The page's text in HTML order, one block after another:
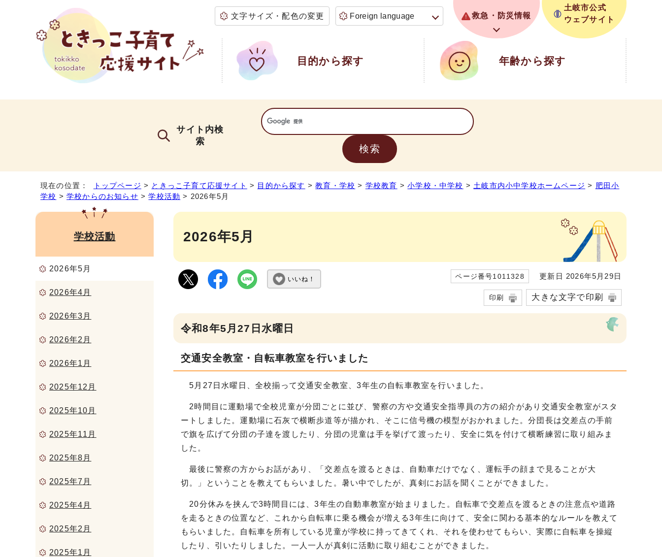
文字サイズ・配色の変更 Foreign language 救急・防災情報
土岐市公式
ウェブサイト
目的から探す 年齢から探す
サイト内検
索
現在の位置： トップページ > ときっこ子育て応援サイト > 目的から探す >教育・学校 > 学校教育 >小学校・中学校 > 土岐市内小中学校ホームページ > 肥田小
学校 >学校からのお知らせ >学校活動 > 2026年5月
2026年5月
いいね！ ページ番号1011328 更新日 2026年5月29日
印刷 大きな文字で印刷
令和8年5月27日水曜日
交通安全教室・自転車教室を行いました
5月27日水曜日、全校揃って交通安全教室、3年生の自転車教室を行いました。
2時間目に運動場で全校児童が分団ごとに並び、警察の方や交通安全指導員の方の紹介があり交通安全教室がスタ
ートしました。運動場に石灰で横断歩道等が描かれ、そこに信号機の模型がおかれました。分団長は交差点の手前
で旗を広げて分団の子達を渡したり、分団の児童は手を挙げて渡ったり、安全に気を付けて横断練習に取り組みま
した。
最後に警察の方からお話があり、「交差点を渡るときは、自動車だけでなく、運転手の顔まで見ることが大
切。」ということを教えてもらいました。暑い中でしたが、真剣にお話を聞くことができました。
20分休みを挟んで3時間目には、3年生の自動車教室が始まりました。自転車で交差点を渡るときの注意点や道路
を走るときの位置など、これから自転車に乗る機会が増える3年生に向けて、安全に関わる基本的なルールを教えて
もらいました。自転車を所有している児童が学校に持ってきてくれ、それを使わせてもらい、実際に自転車を操縦
したり、引いたりしました。一人一人が真剣に活動に取り組むことができました。
学校活動
2026年5月
2026年4月
2026年3月
2026年2月
2026年1月
2025年12月
2025年10月
2025年11月
2025年8月
2025年7月
2025年4月
2025年2月
2025年1月